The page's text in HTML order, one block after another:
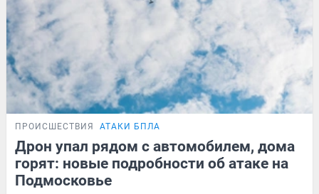
ПРОИСШЕСТВИЯ АТАКИ БПЛА
Дрон упал рядом с автомобилем, дома
горят: новые подробности об атаке на
Подмосковье